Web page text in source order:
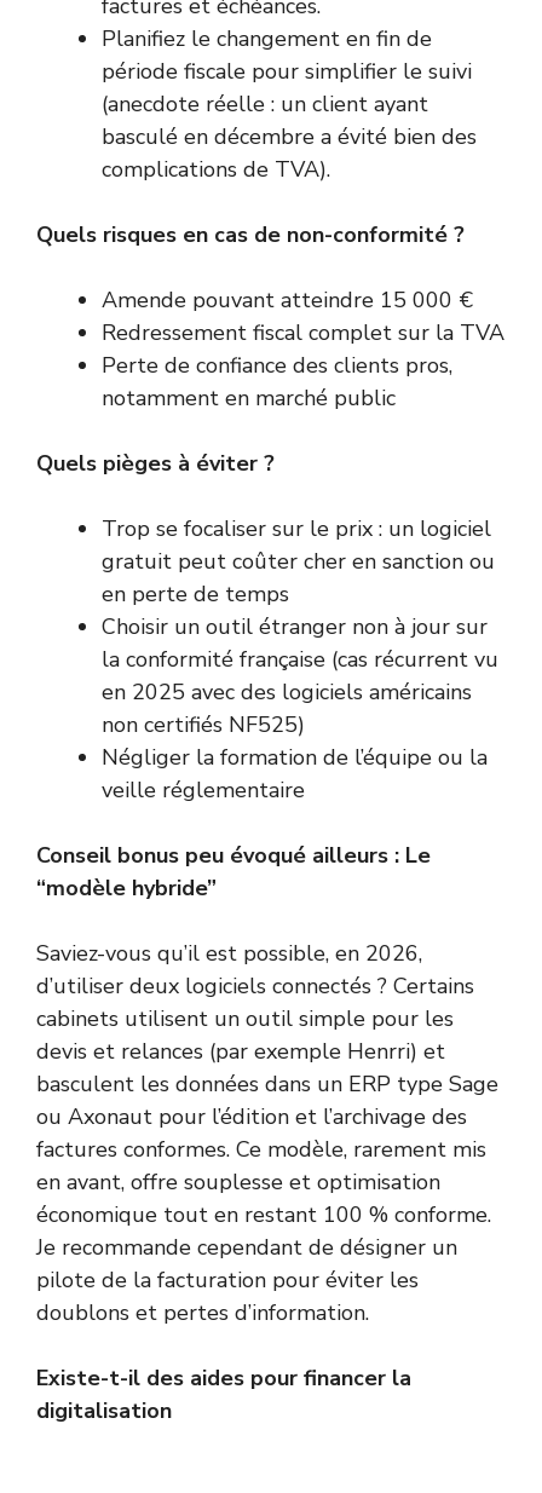
factures et échéances.
Planifiez le changement en fin de
période fiscale pour simplifier le suivi
(anecdote réelle : un client ayant
basculé en décembre a évité bien des
complications de TVA).
Quels risques en cas de non-conformité ?
Amende pouvant atteindre 15 000 €
Redressement fiscal complet sur la TVA
Perte de confiance des clients pros,
notamment en marché public
Quels pièges à éviter ?
Trop se focaliser sur le prix : un logiciel
gratuit peut coûter cher en sanction ou
en perte de temps
Choisir un outil étranger non à jour sur
la conformité française (cas récurrent vu
en 2025 avec des logiciels américains
non certifiés NF525)
Négliger la formation de l’équipe ou la
veille réglementaire
Conseil bonus peu évoqué ailleurs : Le
“modèle hybride”
Saviez-vous qu’il est possible, en 2026,
d’utiliser deux logiciels connectés ? Certains
cabinets utilisent un outil simple pour les
devis et relances (par exemple Henrri) et
basculent les données dans un ERP type Sage
ou Axonaut pour l’édition et l’archivage des
factures conformes. Ce modèle, rarement mis
en avant, offre souplesse et optimisation
économique tout en restant 100 % conforme.
Je recommande cependant de désigner un
pilote de la facturation pour éviter les
doublons et pertes d’information.
Existe-t-il des aides pour financer la
digitalisation